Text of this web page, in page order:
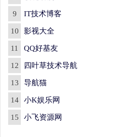
9 IT技术博客
10 影视大全
11 QQ好基友
12 四叶草技术导航
13 导航猫
14 小K娱乐网
15 小飞资源网